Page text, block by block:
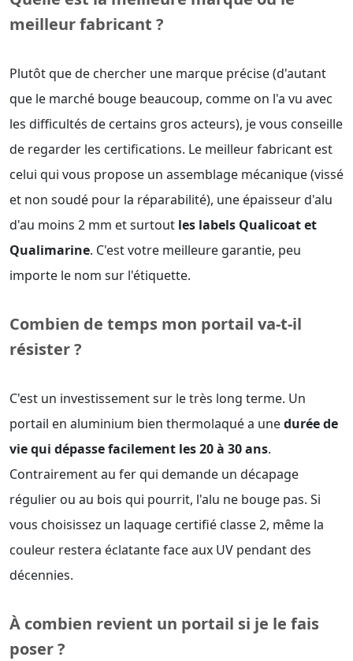
meilleur fabricant ?
Plutôt que de chercher une marque précise (d'autant
que le marché bouge beaucoup, comme on l'a vu avec
les difficultés de certains gros acteurs), je vous conseille
de regarder les certifications. Le meilleur fabricant est
celui qui vous propose un assemblage mécanique (vissé
et non soudé pour la réparabilité), une épaisseur d'alu
d'au moins 2 mm et surtout les labels Qualicoat et
Qualimarine. C'est votre meilleure garantie, peu
importe le nom sur l'étiquette.
Combien de temps mon portail va-t-il
résister ?
C'est un investissement sur le très long terme. Un
portail en aluminium bien thermolaqué a unedurée de
vie qui dépasse facilement les 20 à 30 ans.
Contrairement au fer qui demande un décapage
régulier ou au bois qui pourrit, l'alu ne bouge pas. Si
vous choisissez un laquage certifié classe 2, même la
couleur restera éclatante face aux UV pendant des
décennies.
À combien revient un portail si je le fais
poser ?